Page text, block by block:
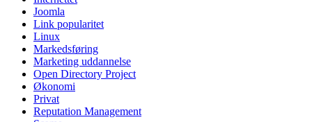
Joomla
Link popularitet
Linux
Markedsføring
Marketing uddannelse
Open Directory Project
Økonomi
Privat
Reputation Management